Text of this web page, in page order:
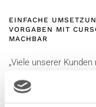
EINFACHE
VORGABEN MIT
MACHBAR
„Viele unserer
der EU-DSGVO im
haben zusammen mit